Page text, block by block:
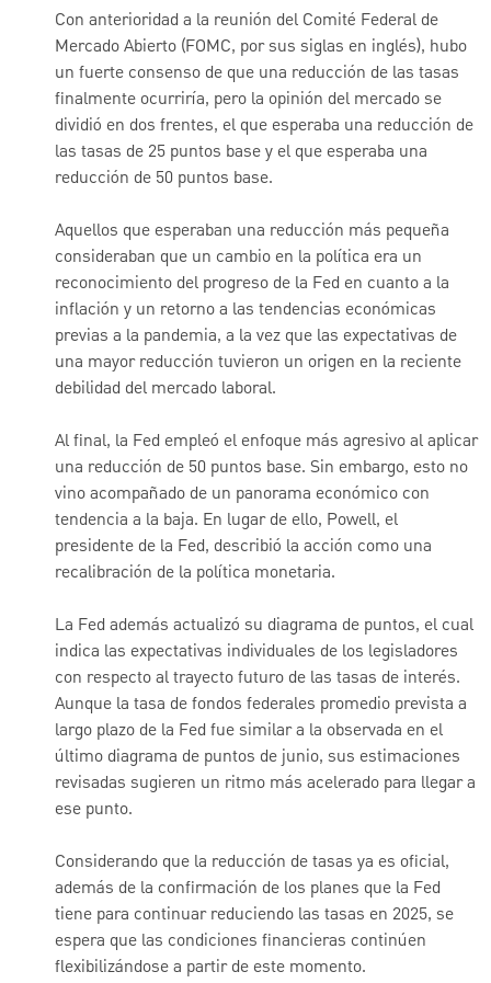
Con anterioridad a la reunión del Comité Federal de
Mercado Abierto (FOMC, por sus siglas en inglés), hubo
un fuerte consenso de que una reducción de las tasas
finalmente ocurriría, pero la opinión del mercado se
dividió en dos frentes, el que esperaba una reducción de
las tasas de 25 puntos base y el que esperaba una
reducción de 50 puntos base.
Aquellos que esperaban una reducción más pequeña
consideraban que un cambio en la política era un
reconocimiento del progreso de la Fed en cuanto a la
inflación y un retorno a las tendencias económicas
previas a la pandemia, a la vez que las expectativas de
una mayor reducción tuvieron un origen en la reciente
debilidad del mercado laboral.
Al final, la Fed empleó el enfoque más agresivo al aplicar
una reducción de 50 puntos base. Sin embargo, esto no
vino acompañado de un panorama económico con
tendencia a la baja. En lugar de ello, Powell, el
presidente de la Fed, describió la acción como una
recalibración de la política monetaria.
La Fed además actualizó su diagrama de puntos, el cual
indica las expectativas individuales de los legisladores
con respecto al trayecto futuro de las tasas de interés.
Aunque la tasa de fondos federales promedio prevista a
largo plazo de la Fed fue similar a la observada en el
último diagrama de puntos de junio, sus estimaciones
revisadas sugieren un ritmo más acelerado para llegar a
ese punto.
Considerando que la reducción de tasas ya es oficial,
además de la confirmación de los planes que la Fed
tiene para continuar reduciendo las tasas en 2025, se
espera que las condiciones financieras continúen
flexibilizándose a partir de este momento.